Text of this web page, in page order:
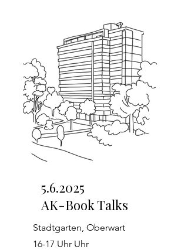
5.6.2025
AK-Book Talks
Stadtgarten, Oberwart
16-17 Uhr Uhr